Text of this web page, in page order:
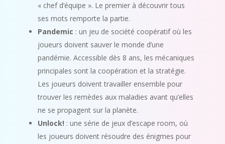
« chef d’équipe ». Le premier à découvrir tous
ses mots remporte la partie.
Pandemic : un jeu de société coopératif où les
joueurs doivent sauver le monde d’une
pandémie. Accessible dès 8 ans, les mécaniques
principales sont la coopération et la stratégie.
Les joueurs doivent travailler ensemble pour
trouver les remèdes aux maladies avant qu’elles
ne se propagent sur la planète.
Unlock! : une série de jeux d’escape room, où
les joueurs doivent résoudre des énigmes pour